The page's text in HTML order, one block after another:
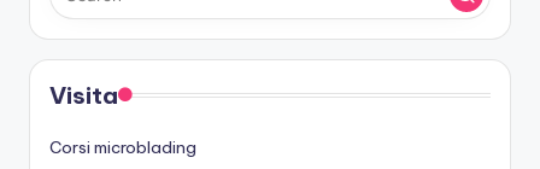
Visita
Corsi microblading